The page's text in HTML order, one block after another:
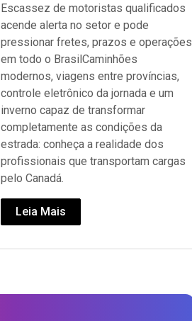
Escassez de motoristas qualificados
acende alerta no setor e pode
pressionar fretes, prazos e operações
em todo o BrasilCaminhões
modernos, viagens entre províncias,
controle eletrônico da jornada e um
inverno capaz de transformar
completamente as condições da
estrada: conheça a realidade dos
profissionais que transportam cargas
pelo Canadá.
Leia Mais